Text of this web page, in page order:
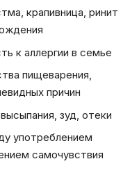
крапивница, ринит
к аллергии в семье
пищеварения,
причин
зуд, отеки
употреблением
самочувствия